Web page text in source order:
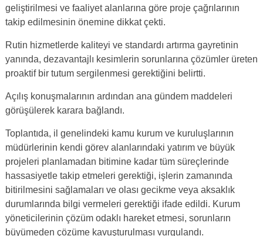
geliştirilmesi ve faaliyet alanlarına göre proje çağrılarının
takip edilmesinin önemine dikkat çekti.
Rutin hizmetlerde kaliteyi ve standardı artırma gayretinin
yanında, dezavantajlı kesimlerin sorunlarına çözümler üreten
proaktif bir tutum sergilenmesi gerektiğini belirtti.
Açılış konuşmalarının ardından ana gündem maddeleri
görüşülerek karara bağlandı.
Toplantıda, il genelindeki kamu kurum ve kuruluşlarının
müdürlerinin kendi görev alanlarındaki yatırım ve büyük
projeleri planlamadan bitimine kadar tüm süreçlerinde
hassasiyetle takip etmeleri gerektiği, işlerin zamanında
bitirilmesini sağlamaları ve olası gecikme veya aksaklık
durumlarında bilgi vermeleri gerektiği ifade edildi. Kurum
yöneticilerinin çözüm odaklı hareket etmesi, sorunların
büyümeden çözüme kavuşturulması vurgulandı.